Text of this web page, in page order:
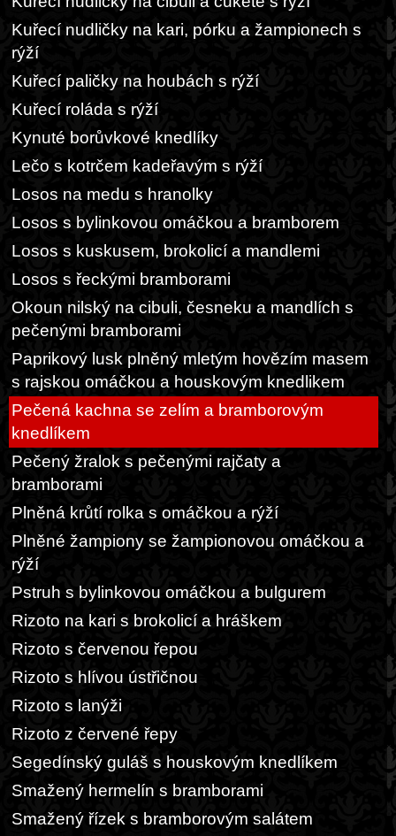
Kuřecí nudličky na kari, pórku a žampionech s
rýží
Kuřecí paličky na houbách s rýží
Kuřecí roláda s rýží
Kynuté borůvkové knedlíky
Lečo s kotrčem kadeřavým s rýží
Losos na medu s hranolky
Losos s bylinkovou omáčkou a bramborem
Losos s kuskusem, brokolicí a mandlemi
Losos s řeckými bramborami
Okoun nilský na cibuli, česneku a mandlích s
pečenými bramborami
Paprikový lusk plněný mletým hovězím masem
s rajskou omáčkou a houskovým knedlikem
Pečená kachna se zelím a bramborovým
knedlíkem
Pečený žralok s pečenými rajčaty a
bramborami
Plněná krůtí rolka s omáčkou a rýží
Plněné žampiony se žampionovou omáčkou a
rýží
Pstruh s bylinkovou omáčkou a bulgurem
Rizoto na kari s brokolicí a hráškem
Rizoto s červenou řepou
Rizoto s hlívou ústřičnou
Rizoto s lanýži
Rizoto z červené řepy
Segedínský guláš s houskovým knedlíkem
Smažený hermelín s bramborami
Smažený řízek s bramborovým salátem